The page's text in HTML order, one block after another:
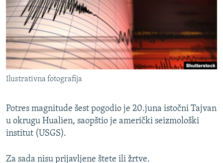
ISPRIČAJ MI
DNEVNO@RSE
SPECIJALI RSE
VIŠE OD NASLOVA
GENOCID U SREBRENICI
POPLAVE I KLIZIŠTA U BIH 2024.
TV LIBERTY
POST SCRIPTUM
MOJA EVROPA
PRATITE NAS
Sve RFE/RL stranice
Ilustrativna fotografija
Potres magnitude šest pogodio je 20.juna istočni Tajvan
u okrugu Hualien, saopštio je američki seizmološki
institut (USGS).
Za sada nisu prijavljene štete ili žrtve.